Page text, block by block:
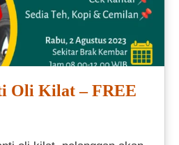
Oli Kilat – FREE